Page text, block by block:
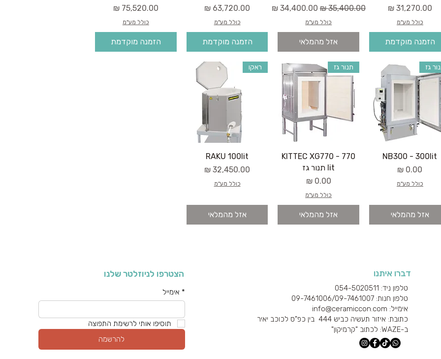
מחיר
כולל מע"מ
הזמנה מוקדמת
מחיר רגיל‏35,400.00 ‏₪ מחיר מבצע
כולל מע"מ
אזל מהמלאי
מחיר
כולל מע"מ
הזמנה מוקדמת
מחיר
כולל מע"מ
הזמנה מוקדמת
גז
NB300 - 300lit
מחיר
כולל מע"מ
אזל מהמלאי
תנור גז
KITTEC XG770 - 770
lit תנור גז
מחיר
כולל מע"מ
אזל מהמלאי
ראקו
RAKU 100lit
מחיר
כולל מע"מ
אזל מהמלאי
הצטרפו לניוזלטר שלנו
* אימייל
תוסיפו אותי לרשימת התפוצה
להרשמה
דברו איתנו
טלפון ניד: 054-5020511
טלפון חנות: 09-7461006/09-7461007
אימייל: info@ceramiccon.com
כתובת: איזור תעשיה כביש 444 בין כפ"ס לכוכב יאיר
ב-WAZE: לכתוב "קרמיקון"